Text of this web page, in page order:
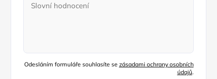
Odesláním formuláře souhlasíte se zásadami ochrany osobních
údajů.